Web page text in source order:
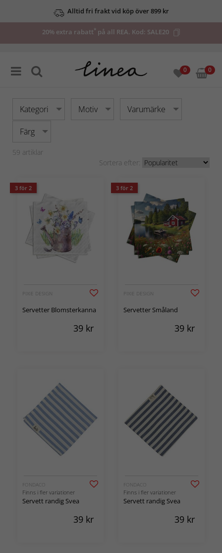
Upp till 50% på utvalda deals
20% extra rabatt*på all REA. Kod: SALE20
0 0
Kategori Motiv Varumärke
Färg
59 artiklar
Sortera efter:
3 för 2
PIXIE DESIGN
Servetter Blomsterkanna
39 kr
3 för 2
PIXIE DESIGN
Servetter Småland
39 kr
FONDACO
Finns i fler variationer
Servett randig Svea
39 kr
FONDACO
Finns i fler variationer
Servett randig Svea
39 kr